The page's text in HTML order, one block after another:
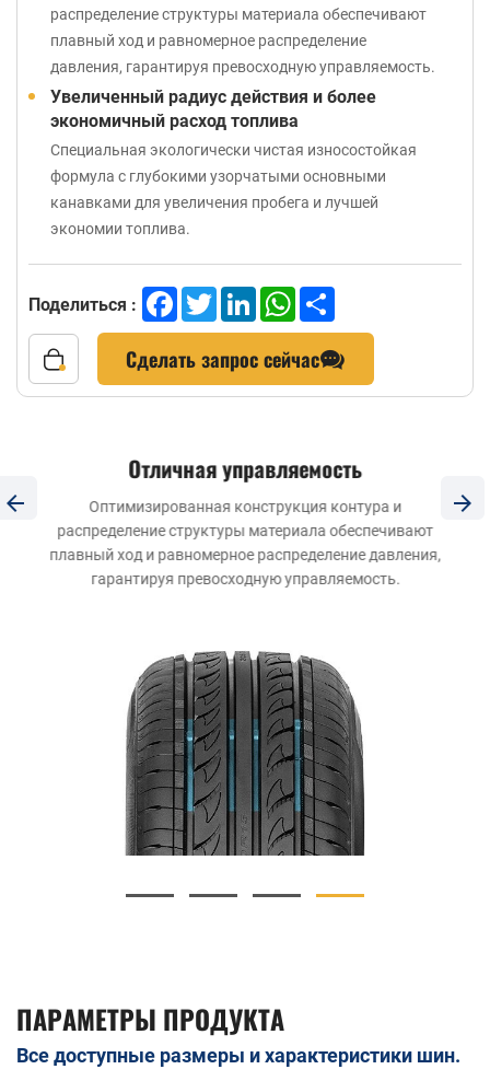
распределение структуры материала обеспечивают
плавный ход и равномерное распределение
давления, гарантируя превосходную управляемость.
Увеличенный радиус действия и более
экономичный расход топлива
Специальная экологически чистая износостойкая
формула с глубокими узорчатыми основными
канавками для увеличения пробега и лучшей
экономии топлива.
Поделиться : FacebookTwitterLinkedInWhatsApp
Сделать запрос сейчас
Отличная управляемость
Оптимизированная конструкция контура и
распределение структуры материала обеспечивают
плавный ход и равномерное распределение давления,
гарантируя превосходную управляемость.
ПАРАМЕТРЫ ПРОДУКТА
Все доступные размеры и характеристики шин.